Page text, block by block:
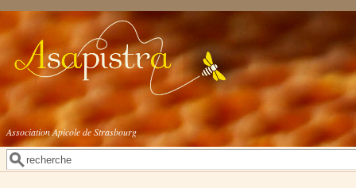
Aller au contenu principal
Association Apicole de Strasbourg
Formulaire de recherche
Rechercher